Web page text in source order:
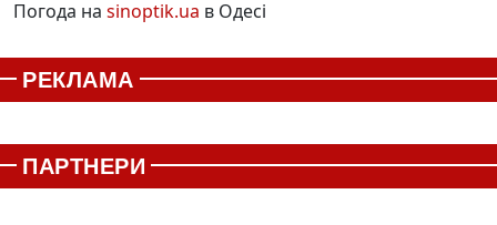
Погода на sinoptik.ua в Одесі
РЕКЛАМА
ПАРТНЕРИ